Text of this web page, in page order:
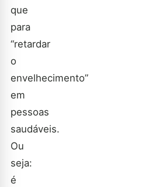
que
para
“retardar
o
envelhecimento”
em
pessoas
saudáveis.
Ou
seja:
é